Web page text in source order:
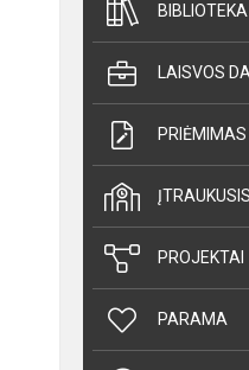
LAISVOS
PROJEKTAI
PARAMA